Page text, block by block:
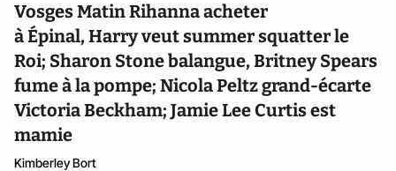
Vosges Matin Rihanna acheter
à Épinal, Harry veut summer squatter le
Roi; Sharon Stone balangue, Britney Spears
fume à la pompe; Nicola Peltz grand-écarte
Victoria Beckham; Jamie Lee Curtis est
mamie
Kimberley Bort